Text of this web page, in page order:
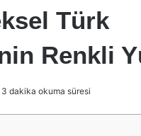
Türk
Renkli
3 dakika okuma süresi